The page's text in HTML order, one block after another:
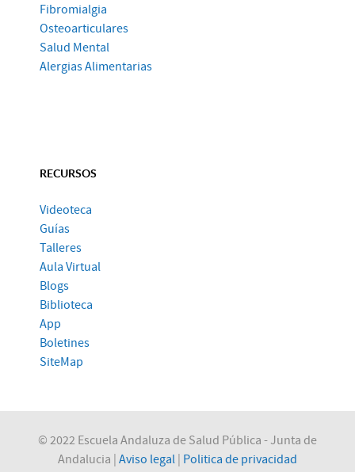
Fibromialgia
Osteoarticulares
Salud Mental
Alergias Alimentarias
RECURSOS
Videoteca
Guías
Talleres
Aula Virtual
Blogs
Biblioteca
App
Boletines
SiteMap
© 2022 Escuela Andaluza de Salud Pública - Junta de
Andalucia | Aviso legal | Politica de privacidad